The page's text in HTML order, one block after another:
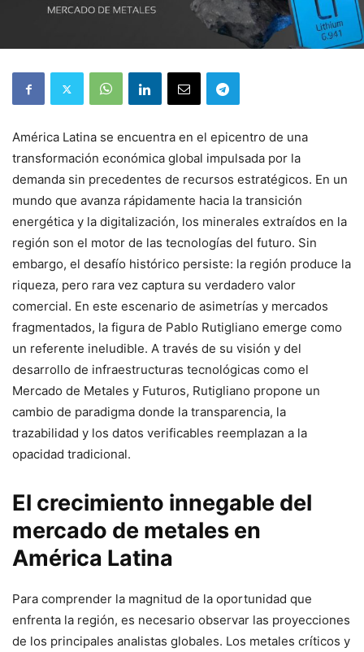
América Latina se encuentra en el epicentro de una
transformación económica global impulsada por la
demanda sin precedentes de recursos estratégicos. En un
mundo que avanza rápidamente hacia la transición
energética y la digitalización, los minerales extraídos en la
región son el motor de las tecnologías del futuro. Sin
embargo, el desafío histórico persiste: la región produce la
riqueza, pero rara vez captura su verdadero valor
comercial. En este escenario de asimetrías y mercados
fragmentados, la figura de Pablo Rutigliano emerge como
un referente ineludible. A través de su visión y del
desarrollo de infraestructuras tecnológicas como el
Mercado de Metales y Futuros, Rutigliano propone un
cambio de paradigma donde la transparencia, la
trazabilidad y los datos verificables reemplazan a la
opacidad tradicional.
El crecimiento innegable del
mercado de metales en
América Latina
Para comprender la magnitud de la oportunidad que
enfrenta la región, es necesario observar las proyecciones
de los principales analistas globales. Los metales críticos y